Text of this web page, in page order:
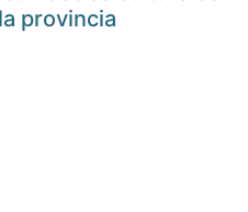
provincia